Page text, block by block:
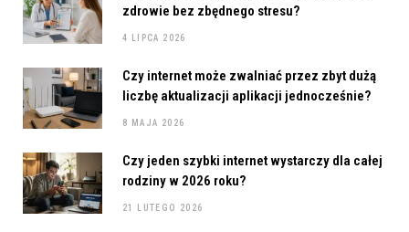
zdrowie bez zbędnego stresu?
4 LIPCA 2026
Czy internet może zwalniać przez zbyt dużą
liczbę aktualizacji aplikacji jednocześnie?
8 MAJA 2026
Czy jeden szybki internet wystarczy dla całej
rodziny w 2026 roku?
21 LUTEGO 2026